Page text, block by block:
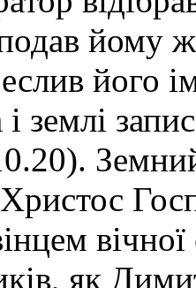
йому
його
землі
як